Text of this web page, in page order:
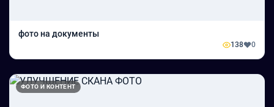
фото на документы
138 0
ФОТО И КОНТЕНТ